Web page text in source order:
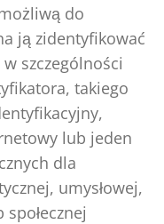
do
ją zidentyfikować
szczególności
takiego
lub jeden
dla
umysłowej,